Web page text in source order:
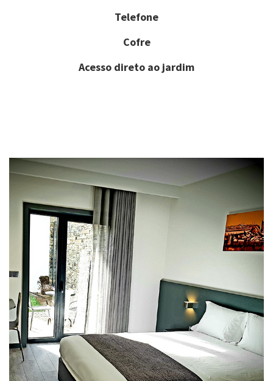
Telefone
Cofre
Acesso direto ao jardim